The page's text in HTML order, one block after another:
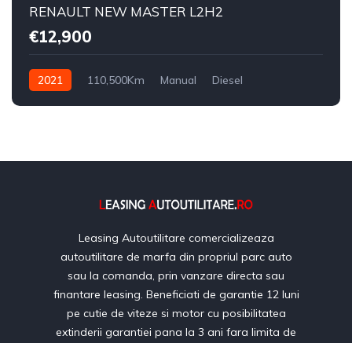
RENAULT NEW MASTER L2H2
€12,900
2021 110,500Km Manual Diesel
Leasing Autoutilitare comercializeaza
autoutilitare de marfa din propriul parc auto
sau la comanda, prin vanzare directa sau
finantare leasing. Beneficiati de garantie 12 luni
pe cutie de viteze si motor cu posibilitatea
extinderii garantiei pana la 3 ani fara limita de